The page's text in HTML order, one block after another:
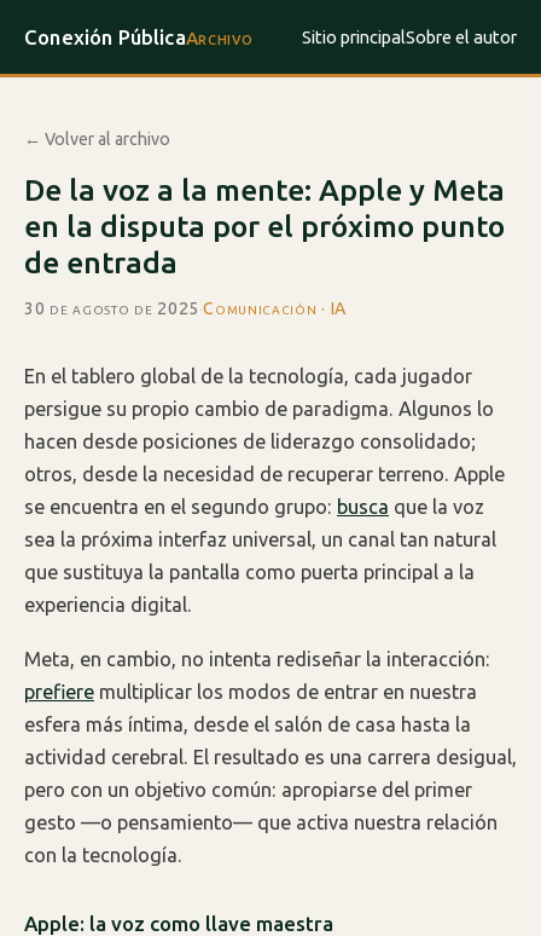
Conexión PúblicaArchivo Sitio principalSobre el autor
← Volver al archivo
De la voz a la mente: Apple y Meta
en la disputa por el próximo punto
de entrada
30 de agosto de 2025·Comunicación · IA
En el tablero global de la tecnología, cada jugador
persigue su propio cambio de paradigma. Algunos lo
hacen desde posiciones de liderazgo consolidado;
otros, desde la necesidad de recuperar terreno. Apple
se encuentra en el segundo grupo: busca que la voz
sea la próxima interfaz universal, un canal tan natural
que sustituya la pantalla como puerta principal a la
experiencia digital.
Meta, en cambio, no intenta rediseñar la interacción:
prefiere multiplicar los modos de entrar en nuestra
esfera más íntima, desde el salón de casa hasta la
actividad cerebral. El resultado es una carrera desigual,
pero con un objetivo común: apropiarse del primer
gesto —o pensamiento— que activa nuestra relación
con la tecnología.
Apple: la voz como llave maestra